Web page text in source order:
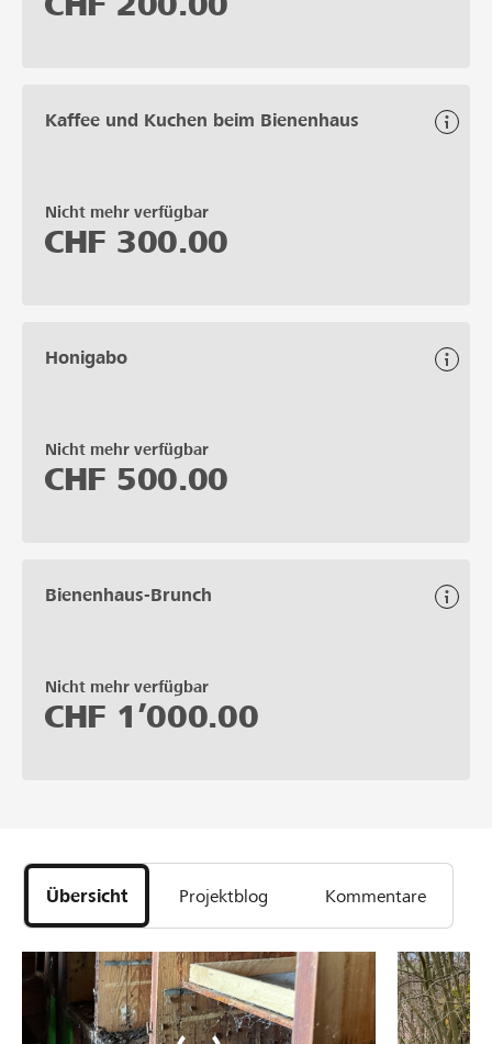
Kaffee und Kuchen beim Bienenhaus
Nicht mehr verfügbar
CHF 300.00
Honigabo
Nicht mehr verfügbar
CHF 500.00
Bienenhaus-Brunch
Nicht mehr verfügbar
CHF 1’000.00
Übersicht Projektblog Kommentare